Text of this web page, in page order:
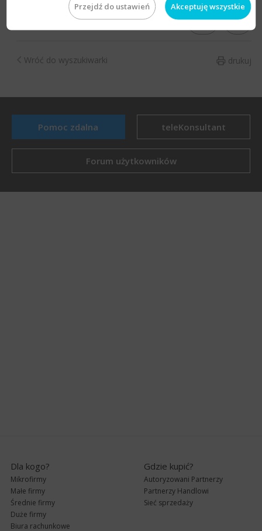
Czy artykuł był pomocny? TAK NIE
drukuj
Wróć do wyszukiwarki
Pomoc zdalna teleKonsultant
Forum użytkowników
Dla kogo?
Mikrofirmy
Małe firmy
Średnie firmy
Duże firmy
Biura rachunkowe
Gdzie kupić?
Autoryzowani Partnerzy
Partnerzy Handlowi
Sieć sprzedaży
Przejdź do ustawień Akceptuję wszystkie